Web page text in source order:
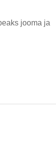
jooma ja